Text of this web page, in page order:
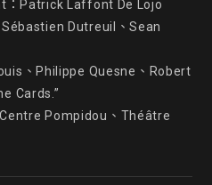
：Patrick Laffont De Lojo
Dutreuil、Sean
、Philippe Quesne、Robert
Cards.”
Pompidou、Théâtre